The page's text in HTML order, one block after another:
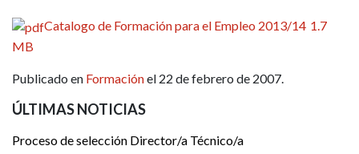
Catalogo de Formación para el Empleo 2013/14 1.7
MB
Publicado en Formaciónel 22 de febrero de 2007.
ÚLTIMAS NOTICIAS
Proceso de selección Director/a Técnico/a